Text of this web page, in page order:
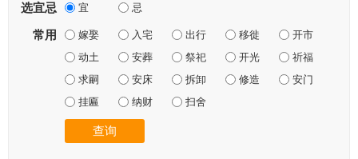
选宜忌 宜 忌
常用 嫁娶 入宅 出行 移徙
开市
动土
安葬 祭祀 开光
祈福
求嗣
安床 拆卸 修造
安门
挂匾
纳财 扫舍
查询